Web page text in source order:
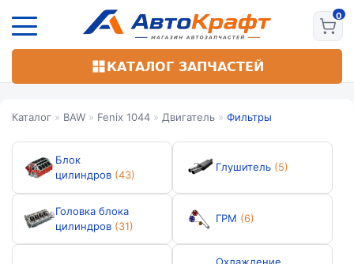
основному
КАТАЛОГ ЗАПЧАСТЕЙ
Каталог » BAW » Fenix 1044 » Двигатель » Фильтры
Блок
цилиндров (43)
Глушитель (5)
Головка блока
цилиндров (31)
ГРМ (6)
Охлаждение,